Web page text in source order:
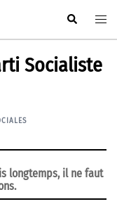
Rechercher
Socialiste
longtemps, il ne faut